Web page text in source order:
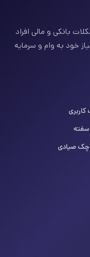
بانکی و مالی افراد
خود به وام و سرمایه
سفته
چک صیادی